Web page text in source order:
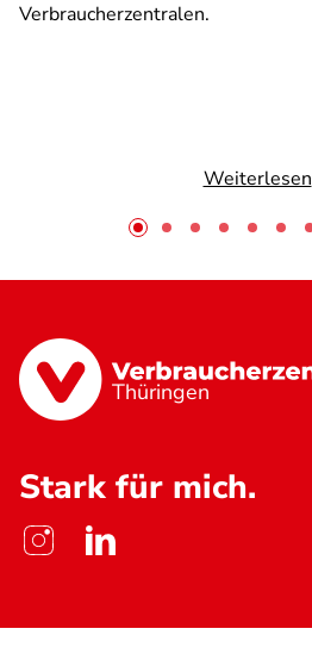
Verbraucherzentralen.
Weiterlesen
Thüringen
Stark für mich.